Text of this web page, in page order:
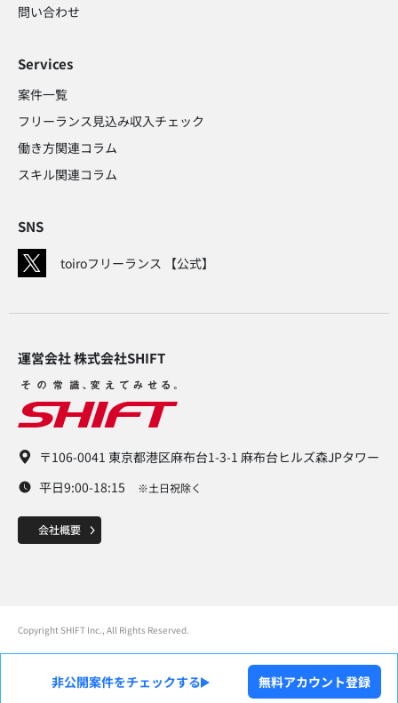
問い合わせ​
Services
案件一覧
フリーランス見込み収入チェック​
働き方関連コラム​
スキル関連コラム​
SNS
toiroフリーランス 【公式】
運営会社 株式会社SHIFT​
〒106-0041 東京都港区麻布台1-3-1 麻布台ヒルズ森JPタワー
平日9:00-18:15
※土日祝除く
Copyright SHIFT Inc., All Rights Reserved.
非公開案件をチェックする 無料アカウント登録